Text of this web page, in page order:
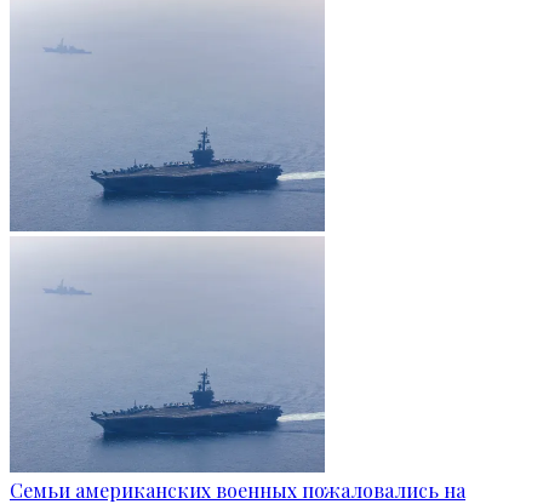
Семьи американских военных пожаловались на